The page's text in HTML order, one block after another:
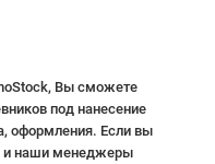
Вы сможете
под нанесение
оформления. Если вы
и наши менеджеры